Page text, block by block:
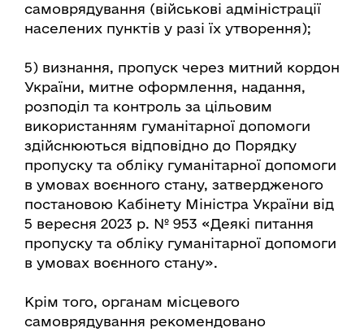
самоврядування (військові адміністрації
населених пунктів у разі їх утворення);
5) визнання, пропуск через митний кордон
України, митне оформлення, надання,
розподіл та контроль за цільовим
використанням гуманітарної допомоги
здійснюються відповідно до Порядку
пропуску та обліку гуманітарної допомоги
в умовах воєнного стану, затвердженого
постановою Кабінету Міністра України від
5 вересня 2023 р. № 953 «Деякі питання
пропуску та обліку гуманітарної допомоги
в умовах воєнного стану».
Крім того, органам місцевого
самоврядування рекомендовано